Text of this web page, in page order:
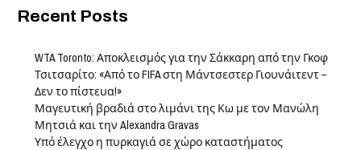
Recent Posts
WTA Toronto: Αποκλεισμός για την Σάκκαρη από την Γκοφ
Τσιτσαρίτο: «Από το FIFA στη Μάντσεστερ Γιουνάιτεντ –
Δεν το πίστευα!»
Μαγευτική βραδιά στο λιμάνι της Κω με τον Μανώλη
Μητσιά και την Alexandra Gravas
Υπό έλεγχο η πυρκαγιά σε χώρο καταστήματος